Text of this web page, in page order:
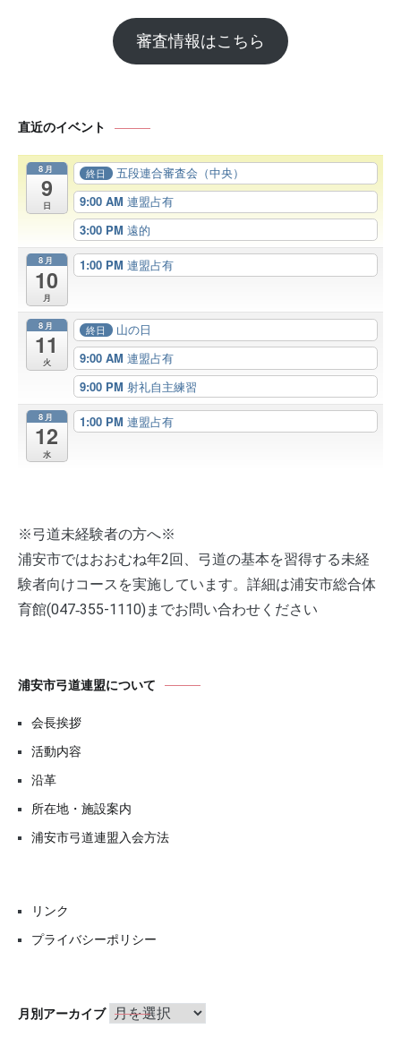
審査情報はこちら
直近のイベント
8月
9
日
終日
五段連合審査会（中央）
9:00 AM 連盟占有
3:00 PM 遠的
8月
10
月
1:00 PM 連盟占有
8月
11
火
終日
山の日
9:00 AM 連盟占有
9:00 PM 射礼自主練習
8月
12
水
1:00 PM 連盟占有
※弓道未経験者の方へ※
浦安市ではおおむね年2回、弓道の基本を習得する未経
験者向けコースを実施しています。詳細は浦安市総合体
育館(047‐355-1110)までお問い合わせください
浦安市弓道連盟について
会長挨拶
活動内容
沿革
所在地・施設案内
浦安市弓道連盟入会方法
リンク
プライバシーポリシー
月別アーカイブ 月
別